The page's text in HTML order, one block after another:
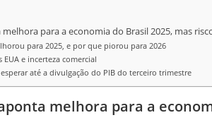
para a economia do Brasil 2025, mas
para 2025, e por que piorou para 2026
e incerteza comercial
até a divulgação do PIB do terceiro trimestre
melhora para a